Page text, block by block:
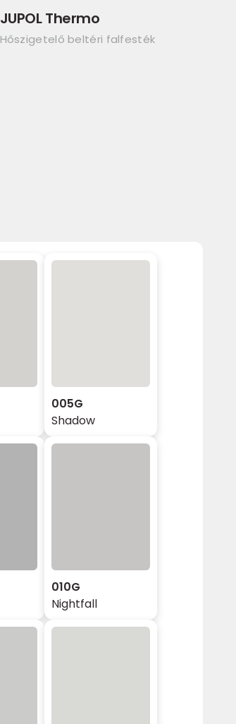
JUPOL Thermo
Hőszigetelő beltéri falfesték
005G
Shadow
010G
Nightfall